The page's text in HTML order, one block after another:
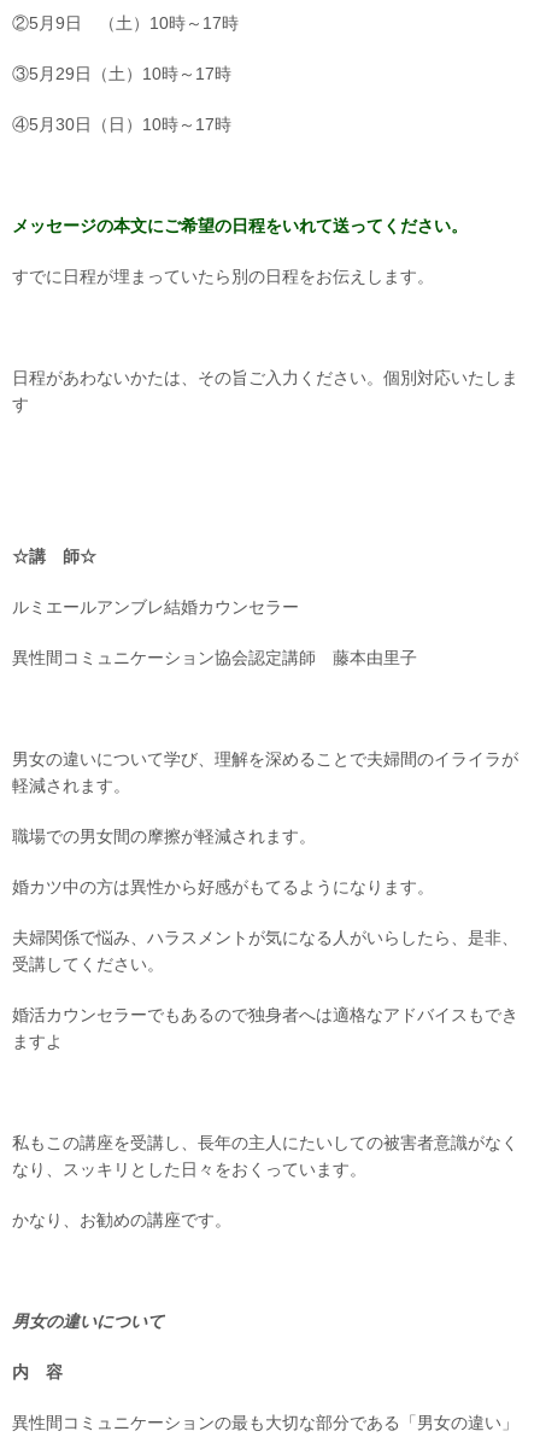
②5月9日 （土）10時～17時
③5月29日（土）10時～17時
④5月30日（日）10時～17時
メッセージの本文にご希望の日程をいれて送ってください。
すでに日程が埋まっていたら別の日程をお伝えします。
日程があわないかたは、その旨ご入力ください。個別対応いたしま
す
☆講 師☆
ルミエールアンブレ結婚カウンセラー
異性間コミュニケーション協会認定講師 藤本由里子
男女の違いについて学び、理解を深めることで夫婦間のイライラが
軽減されます。
職場での男女間の摩擦が軽減されます。
婚カツ中の方は異性から好感がもてるようになります。
夫婦関係で悩み、ハラスメントが気になる人がいらしたら、是非、
受講してください。
婚活カウンセラーでもあるので独身者へは適格なアドバイスもでき
ますよ
私もこの講座を受講し、長年の主人にたいしての被害者意識がなく
なり、スッキリとした日々をおくっています。
かなり、お勧めの講座です。
男女の違いについて
内 容
異性間コミュニケーションの最も大切な部分である「男女の違い」